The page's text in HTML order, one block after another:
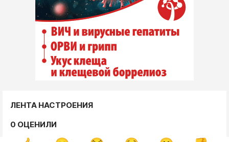
ЛЕНТА НАСТРОЕНИЯ
0 ОЦЕНИЛИ